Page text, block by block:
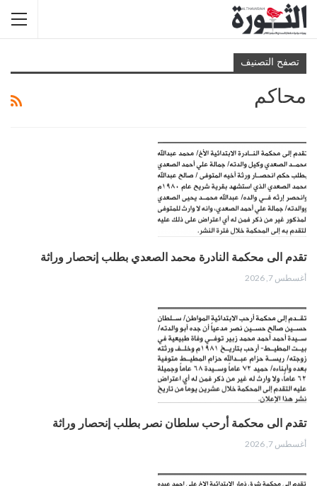
تصفح التصنيف
محاكم
تقدم الى محكمة النادرة محمد الصعدي بطلب إنحصار وراثة
أغسطس 7, 2026
تقدم الى محكمة أرحب سلطان نصر بطلب إنحصار وراثة
أغسطس 7, 2026